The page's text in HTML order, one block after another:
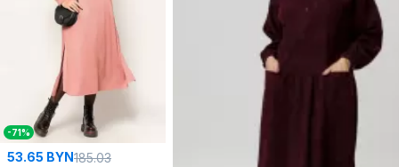
-71%
53.65 BYN185.03